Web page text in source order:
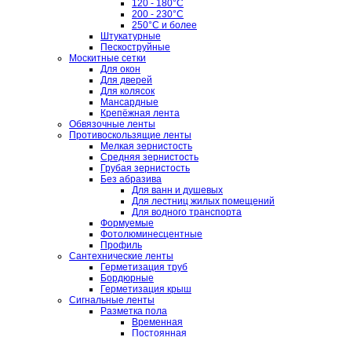
120 - 180°C
200 - 230°C
250°C и более
Штукатурные
Пескоструйные
Москитные сетки
Для окон
Для дверей
Для колясок
Мансардные
Крепёжная лента
Обвязочные ленты
Противоскользящие ленты
Мелкая зернистость
Средняя зернистость
Грубая зернистость
Без абразива
Для ванн и душевых
Для лестниц жилых помещений
Для водного транспорта
Формуемые
Фотолюминесцентные
Профиль
Сантехнические ленты
Герметизация труб
Бордюрные
Герметизация крыш
Сигнальные ленты
Разметка пола
Временная
Постоянная